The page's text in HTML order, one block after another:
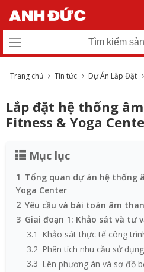
Trang chủ Tin tức Dự Án Lắp Đặt
Lắp đặt hệ thống
Fitness & Yoga
Mục lục
1 Tổng quan dự án hệ thống
Yoga Center
2 Yêu cầu và bài toán âm
3 Giai đoạn 1: Khảo sát và tư
3.1 Khảo sát thực tế công
3.2 Phân tích nhu cầu sử
3.3 Lên phương án và sơ đồ